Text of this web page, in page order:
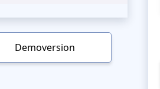
Demoversion